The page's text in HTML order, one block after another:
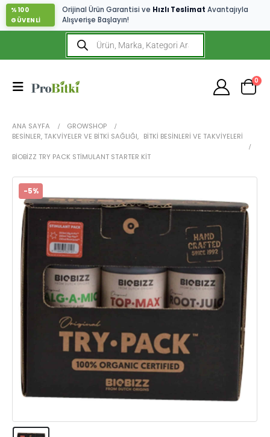
%100
GÜVENLİ
Orijinal Ürün Garantisi ve Hızlı Teslimat Avantajıyla
Alışverişe Başlayın!
0
ANA SAYFA
GROWSHOP
BESINLER, TAKVIYELER VE BITKI SAĞLIĞI, BITKI BESINLERI VE TAKVIYELERI
BIOBIZZ TRY PACK STIMULANT STARTER KIT
-5%